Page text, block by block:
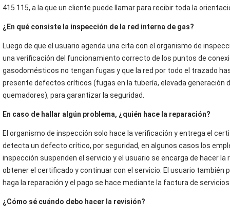
415 115, a la que un cliente puede llamar para recibir toda la
¿En qué consiste la inspección de la red interna de gas?
Luego de que el usuario agenda una cita con el organismo de
una verificación del funcionamiento correcto de los puntos de
gasodomésticos no tengan fugas y que la red por todo el trazado
presente defectos críticos (fugas en la tubería, elevada generación
quemadores), para garantizar la seguridad.
En caso de hallar algún problema, ¿quién hace la reparación?
El organismo de inspección solo hace la verificación y entrega el
detecta un defecto crítico, por seguridad, en algunos casos los
inspección suspenden el servicio y el usuario se encarga de hacer la
obtener el certificado y continuar con el servicio. El usuario también
haga la reparación y el pago se hace mediante la factura de
¿Cómo sé cuándo debo hacer la revisión?